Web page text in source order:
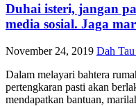
Duhai isteri, jangan
media sosial. Jaga
November 24, 2019 Dah
Dalam melayari bahtera
pertengkaran pasti akan
mendapatkan bantuan,